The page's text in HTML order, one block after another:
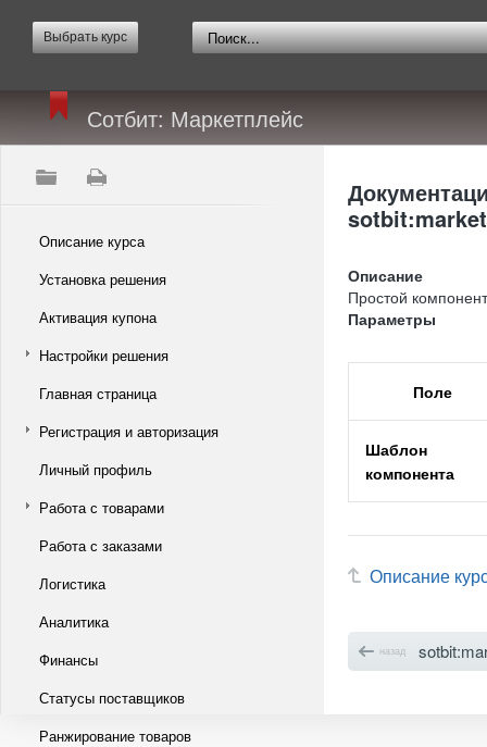
Выбрать курс
Сотбит: Маркетплейс
Описание курса
Установка решения
Активация купона
Настройки решения
Главная страница
Регистрация и авторизация
Личный профиль
Работа с товарами
Работа с заказами
Логистика
Аналитика
Финансы
Статусы поставщиков
Ранжирование товаров
Описание
Простой
Параметры
Поле
Шаблон
компонента
Описание
назад